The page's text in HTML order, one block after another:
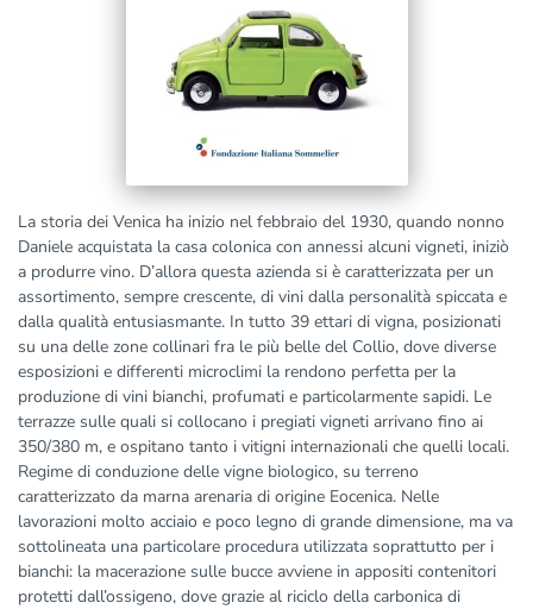
La storia dei Venica ha inizio nel febbraio del 1930, quando nonno
Daniele acquistata la casa colonica con annessi alcuni vigneti, iniziò
a produrre vino. D’allora questa azienda si è caratterizzata per un
assortimento, sempre crescente, di vini dalla personalità spiccata e
dalla qualità entusiasmante. In tutto 39 ettari di vigna, posizionati
su una delle zone collinari fra le più belle del Collio, dove diverse
esposizioni e differenti microclimi la rendono perfetta per la
produzione di vini bianchi, profumati e particolarmente sapidi. Le
terrazze sulle quali si collocano i pregiati vigneti arrivano fino ai
350/380 m, e ospitano tanto i vitigni internazionali che quelli locali.
Regime di conduzione delle vigne biologico, su terreno
caratterizzato da marna arenaria di origine Eocenica. Nelle
lavorazioni molto acciaio e poco legno di grande dimensione, ma va
sottolineata una particolare procedura utilizzata soprattutto per i
bianchi: la macerazione sulle bucce avviene in appositi contenitori
protetti dall’ossigeno, dove grazie al riciclo della carbonica di